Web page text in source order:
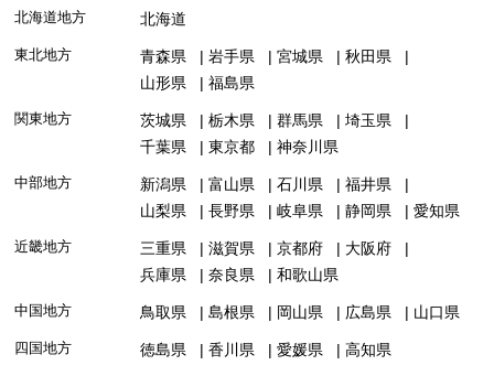
北海道地方 北海道
東北地方 青森県 岩手県 宮城県
秋田県
山形県
福島県
関東地方 茨城県 栃木県 群馬県
埼玉県
千葉県
東京都 神奈川県
中部地方 新潟県 富山県 石川県
福井県
山梨県
長野県 岐阜県 静岡県 愛知県
近畿地方 三重県 滋賀県 京都府
大阪府
兵庫県
奈良県 和歌山県
中国地方 鳥取県 島根県 岡山県 広島県 山口県
四国地方 徳島県 香川県 愛媛県 高知県